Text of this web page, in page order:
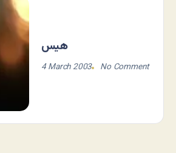
هیس
4 March 2003 No Comment